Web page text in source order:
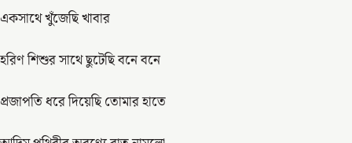
একসাথে খুঁজেছি খাবার
হরিণ শিশুর সাথে ছুটেছি বনে বনে
প্রজাপতি ধরে দিয়েছি তোমার হাতে